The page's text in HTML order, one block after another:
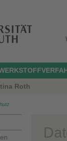
Roth